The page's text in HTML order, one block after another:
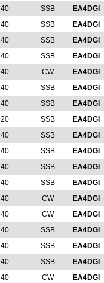
40 SSB EA4DGI
40 SSB EA4DGI
40 SSB EA4DGI
40 SSB EA4DGI
40 CW EA4DGI
40 SSB EA4DGI
40 SSB EA4DGI
20 SSB EA4DGI
40 SSB EA4DGI
40 SSB EA4DGI
40 SSB EA4DGI
40 SSB EA4DGI
40 CW EA4DGI
40 CW EA4DGI
40 SSB EA4DGI
40 SSB EA4DGI
40 SSB EA4DGI
40 CW EA4DGI